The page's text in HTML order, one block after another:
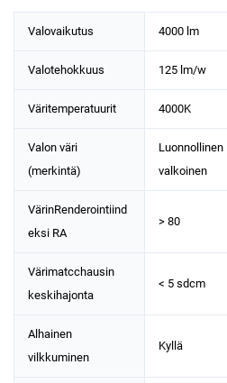
Valovaikutus 4000 lm
Valotehokkuus 125 lm/w
Väritemperatuurit 4000K
Valon väri
(merkintä)
Luonnollinen
valkoinen
VärinRenderointiind
eksi RA
> 80
Värimatcchausin
keskihajonta
< 5 sdcm
Alhainen
vilkkuminen
Kyllä